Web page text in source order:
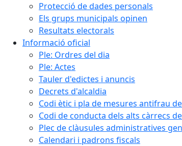
Protecció de dades personals
Els grups municipals opinen
Resultats electorals
Informació oficial
Ple: Ordres del dia
Ple: Actes
Tauler d'edictes i anuncis
Decrets d'alcaldia
Codi ètic i pla de mesures antifrau
Codi de conducta dels alts càrrecs
Plec de clàusules administratives
Calendari i padrons fiscals